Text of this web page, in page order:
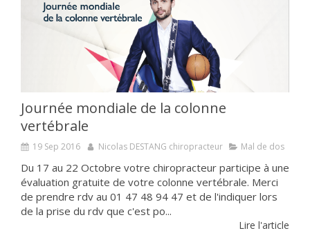
Journée mondiale de la colonne
vertébrale
19 Sep 2016 Nicolas DESTANG chiropracteur Mal de dos
Du 17 au 22 Octobre votre chiropracteur participe à une
évaluation gratuite de votre colonne vertébrale. Merci
de prendre rdv au 01 47 48 94 47 et de l'indiquer lors
de la prise du rdv que c'est po...
Lire l'article